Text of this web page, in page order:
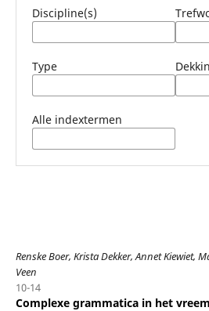
Discipline(s)
Type
Alle indextermen
Renske Boer, Krista Dekker, Annet Kiewiet,
Veen
10-14
Complexe grammatica in het